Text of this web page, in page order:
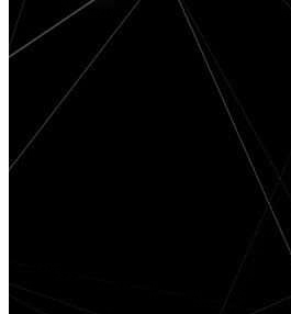
навигации
содержимому